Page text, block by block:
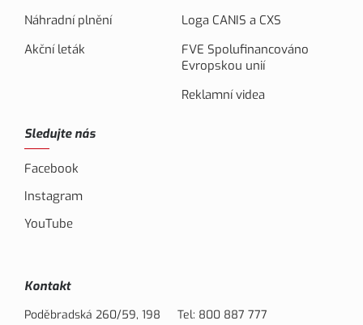
Náhradní plnění
Akční leták
Loga CANIS a CXS
FVE Spolufinancováno
Evropskou unií
Reklamní videa
Sledujte nás
Facebook
Instagram
YouTube
Kontakt
Poděbradská 260/59, 198
Tel: 800 887 777